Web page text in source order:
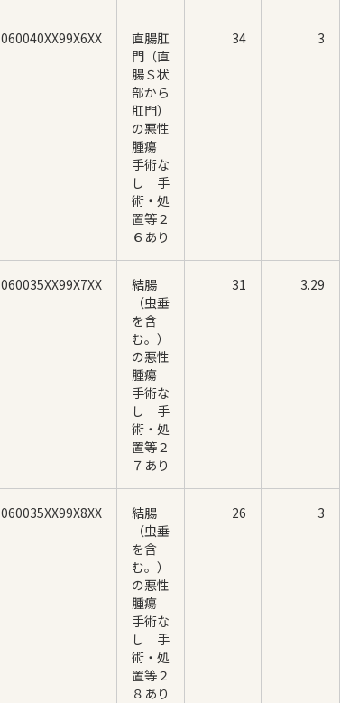
060040XX99X6XX
直腸肛
門（直
腸Ｓ状
部から
肛門）
の悪性
腫瘍
手術な
し 手
術・処
置等２
６あり
34 3
060035XX99X7XX
結腸
（虫垂
を含
む。）
の悪性
腫瘍
手術な
し 手
術・処
置等２
７あり
31 3.29
060035XX99X8XX
結腸
（虫垂
を含
む。）
の悪性
腫瘍
手術な
し 手
術・処
置等２
８あり
26 3